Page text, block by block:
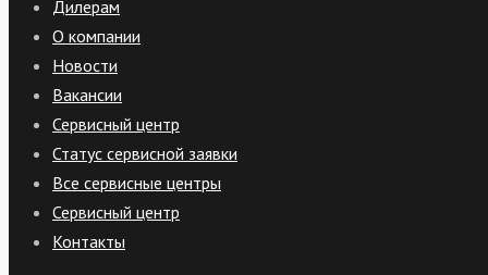
Дилерам
О компании
Новости
Вакансии
Сервисный центр
Статус сервисной заявки
Все сервисные центры
Сервисный центр
Контакты